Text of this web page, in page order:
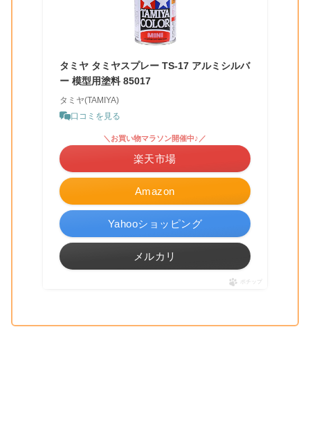
タミヤ タミヤスプレー TS-17 アルミシルバ
ー 模型用塗料 85017
タミヤ(TAMIYA)
口コミを見る
Amazon
＼お買い物マラソン開催中♪／
楽天市場
Yahooショッピング
メルカリ
ポチップ